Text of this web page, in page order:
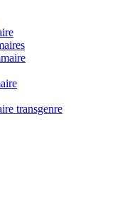
transgenre